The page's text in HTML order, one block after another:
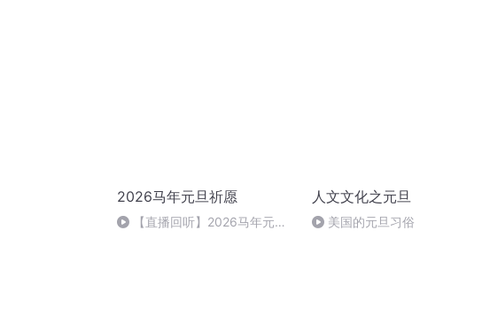
2026马年元旦祈愿
【直播回听】2026马年元旦
人文文化之元旦
美国的元旦习俗